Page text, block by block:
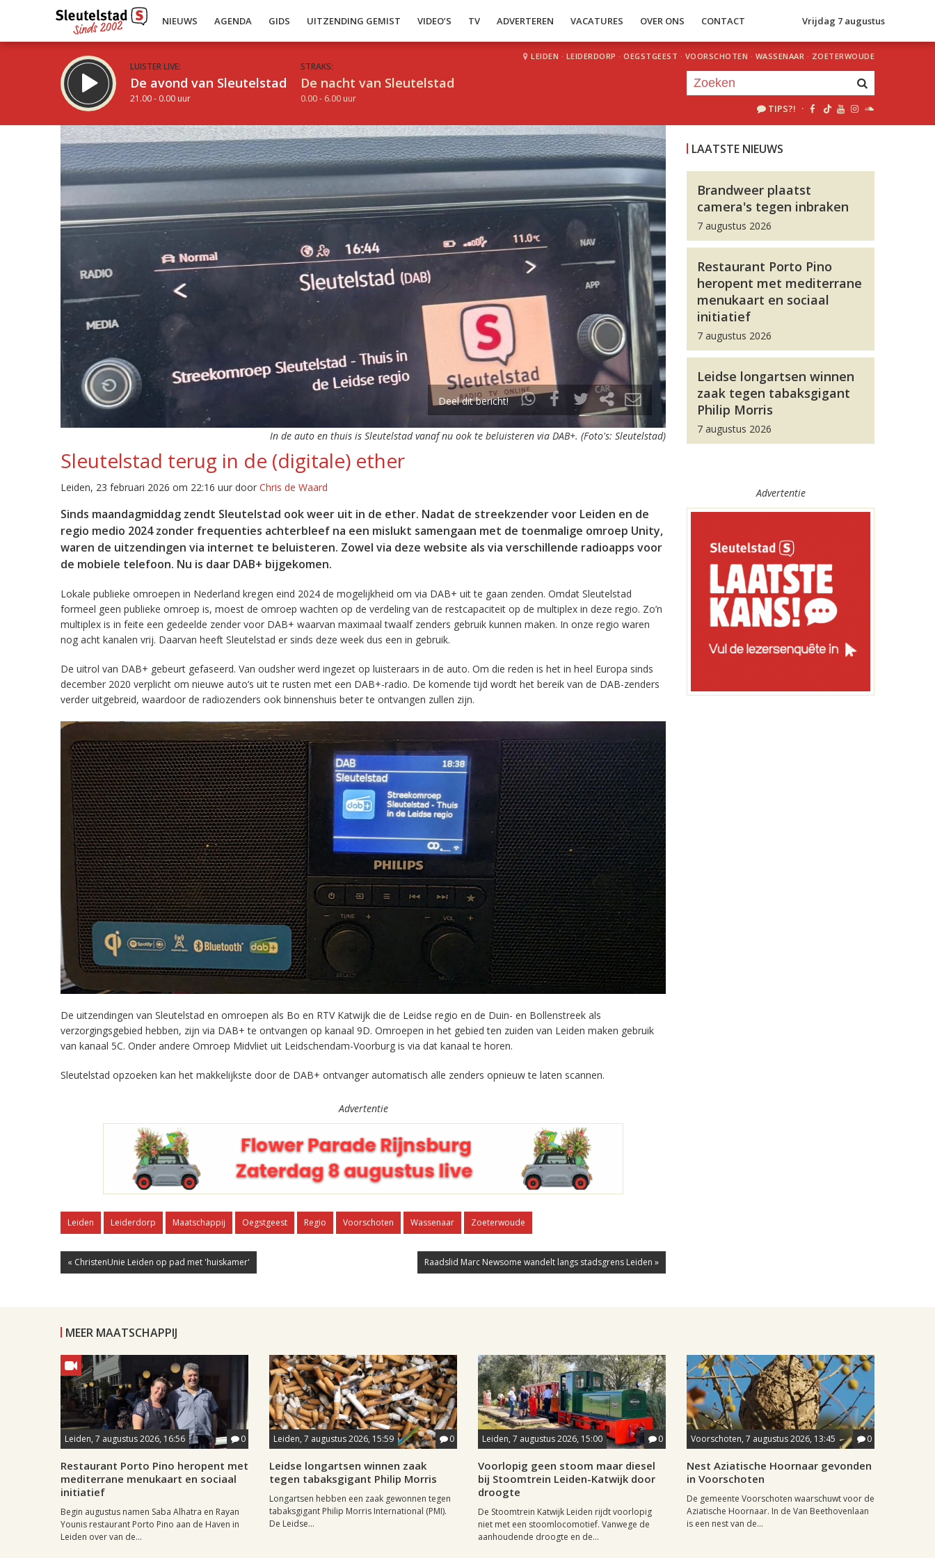
NIEUWS AGENDA GIDS UITZENDING GEMIST VIDEO’S TV ADVERTEREN VACATURES OVER ONS CONTACT Vrijdag 7 augustus
LUISTER LIVE:
De avond van Sleutelstad
21.00 - 0.00 uur
STRAKS:
De nacht van Sleutelstad
0.00 - 6.00 uur
LEIDEN · LEIDERDORP · OEGSTGEEST · VOORSCHOTEN · WASSENAAR · ZOETERWOUDE
TIPS?! ·
Deel dit bericht!
In de auto en thuis is Sleutelstad vanaf nu ook te beluisteren via DAB+. (Foto's: Sleutelstad)
Sleutelstad terug in de (digitale) ether
Leiden, 23 februari 2026 om 22:16 uur door Chris de Waard
Sinds maandagmiddag zendt Sleutelstad ook weer uit in de ether. Nadat de streekzender voor Leiden en de
regio medio 2024 zonder frequenties achterbleef na een mislukt samengaan met de toenmalige omroep Unity,
waren de uitzendingen via internet te beluisteren. Zowel via deze website als via verschillende radioapps voor
de mobiele telefoon. Nu is daar DAB+ bijgekomen.
Lokale publieke omroepen in Nederland kregen eind 2024 de mogelijkheid om via DAB+ uit te gaan zenden. Omdat Sleutelstad
formeel geen publieke omroep is, moest de omroep wachten op de verdeling van de restcapaciteit op de multiplex in deze regio. Zo’n
multiplex is in feite een gedeelde zender voor DAB+ waarvan maximaal twaalf zenders gebruik kunnen maken. In onze regio waren
nog acht kanalen vrij. Daarvan heeft Sleutelstad er sinds deze week dus een in gebruik.
De uitrol van DAB+ gebeurt gefaseerd. Van oudsher werd ingezet op luisteraars in de auto. Om die reden is het in heel Europa sinds
december 2020 verplicht om nieuwe auto’s uit te rusten met een DAB+-radio. De komende tijd wordt het bereik van de DAB-zenders
verder uitgebreid, waardoor de radiozenders ook binnenshuis beter te ontvangen zullen zijn.
De uitzendingen van Sleutelstad en omroepen als Bo en RTV Katwijk die de Leidse regio en de Duin- en Bollenstreek als
verzorgingsgebied hebben, zijn via DAB+ te ontvangen op kanaal 9D. Omroepen in het gebied ten zuiden van Leiden maken gebruik
van kanaal 5C. Onder andere Omroep Midvliet uit Leidschendam-Voorburg is via dat kanaal te horen.
Sleutelstad opzoeken kan het makkelijkste door de DAB+ ontvanger automatisch alle zenders opnieuw te laten scannen.
Advertentie
Leiden Leiderdorp Maatschappij Oegstgeest Regio Voorschoten Wassenaar Zoeterwoude
« ChristenUnie Leiden op pad met 'huiskamer' Raadslid Marc Newsome wandelt langs stadsgrens Leiden »
LAATSTE NIEUWS
Brandweer plaatst
camera's tegen inbraken
7 augustus 2026
Restaurant Porto Pino
heropent met mediterrane
menukaart en sociaal
initiatief
7 augustus 2026
Leidse longartsen winnen
zaak tegen tabaksgigant
Philip Morris
7 augustus 2026
Advertentie
MEER MAATSCHAPPIJ
Leiden, 7 augustus 2026, 16:56 0
Restaurant Porto Pino heropent met
mediterrane menukaart en sociaal
initiatief
Begin augustus namen Saba Alhatra en Rayan
Younis restaurant Porto Pino aan de Haven in
Leiden over van de...
Leiden, 7 augustus 2026, 15:59 0
Leidse longartsen winnen zaak
tegen tabaksgigant Philip Morris
Longartsen hebben een zaak gewonnen tegen
tabaksgigant Philip Morris International (PMI).
De Leidse...
Leiden, 7 augustus 2026, 15:00 0
Voorlopig geen stoom maar diesel
bij Stoomtrein Leiden-Katwijk door
droogte
De Stoomtrein Katwijk Leiden rijdt voorlopig
niet met een stoomlocomotief. Vanwege de
aanhoudende droogte en de...
Voorschoten, 7 augustus 2026, 13:45 0
Nest Aziatische Hoornaar gevonden
in Voorschoten
De gemeente Voorschoten waarschuwt voor de
Aziatische Hoornaar. In de Van Beethovenlaan
is een nest van de...